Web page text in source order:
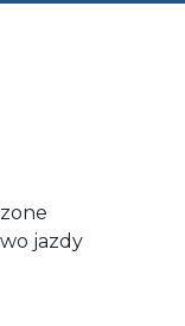
jazdy